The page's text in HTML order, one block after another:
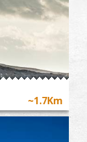
~1.7Km